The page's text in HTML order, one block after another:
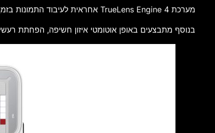
מערכת TrueLens Engine 4 אחראית לעיבוד התמונות בזמן אמת ומשלבת טכנולוגיית Ultra XDR לקבלת טווח דינמי רחב יותר, צבעים מדויקים ורמת פירוט גבוהה.
בנוסף מתבצעים באופן אוטומטי איזון חשיפה, הפחתת